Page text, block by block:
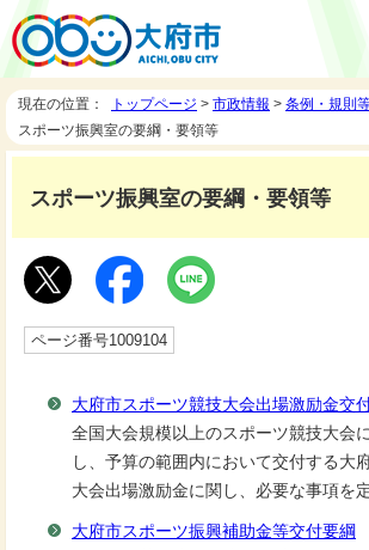
現在の位置： トップページ > 市政情報 > 条例・規則
スポーツ振興室の要綱・要領等
スポーツ振興室の要綱・要領等
ページ番号1009104
大府市スポーツ競技大会出場激励金交
全国大会規模以上のスポーツ競技大会
し、予算の範囲内において交付する大
大会出場激励金に関し、必要な事項を
大府市スポーツ振興補助金等交付要綱